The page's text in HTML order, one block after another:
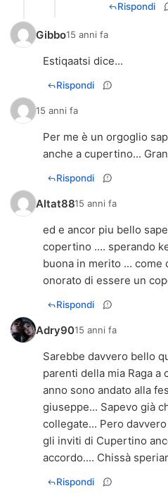
Rispondi
Gibbo15 anni fa
Estiqaatsi dice...
Rispondi
15 anni fa
Per me è un orgoglio
anche a cupertino...
Rispondi
Altat8815 anni fa
ed e ancor piu bello
copertino .... sperando
buona in merito ... come
onorato di essere un
Rispondi
Adry9015 anni fa
Sarebbe davvero bello
parenti della mia Raga
anno sono andato alla
giuseppe... Sapevo già
collegate... Pero
gli inviti di Cupertino
accordo.... Chissà
Rispondi